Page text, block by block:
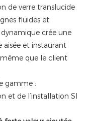
de verre translucide
fluides et
crée une
et instaurant
que le client